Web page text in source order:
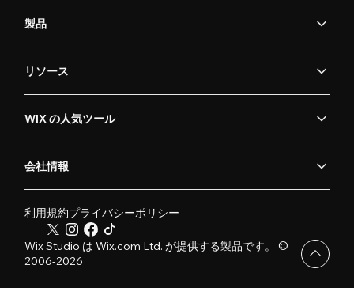
製品
リソース
WIX の人気ツール
会社情報
利用規約プライバシーポリシー
Wix Studio は Wix.com Ltd. が提供する製品です。 ©
2006-2026